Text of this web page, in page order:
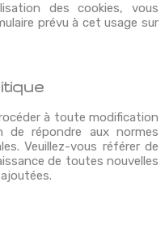
des cookies, vous
prévu à cet usage sur
à toute modification
répondre aux normes
Veuillez-vous référer de
de toutes nouvelles